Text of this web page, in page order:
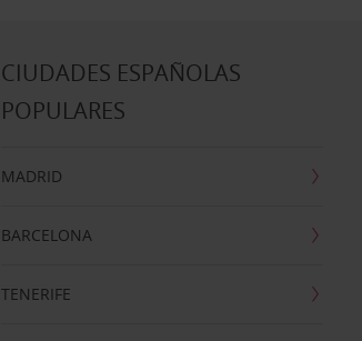
CIUDADES ESPAÑOLAS
POPULARES
MADRID
BARCELONA
TENERIFE